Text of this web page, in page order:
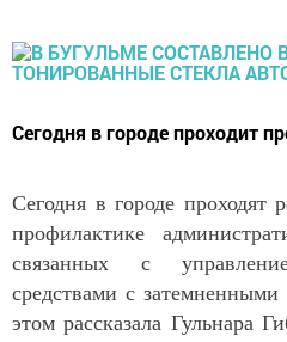
Сегодня в городе проходит
Сегодня в городе проходят
профилактике
связанных с
средствами с
этом рассказала Гульнара